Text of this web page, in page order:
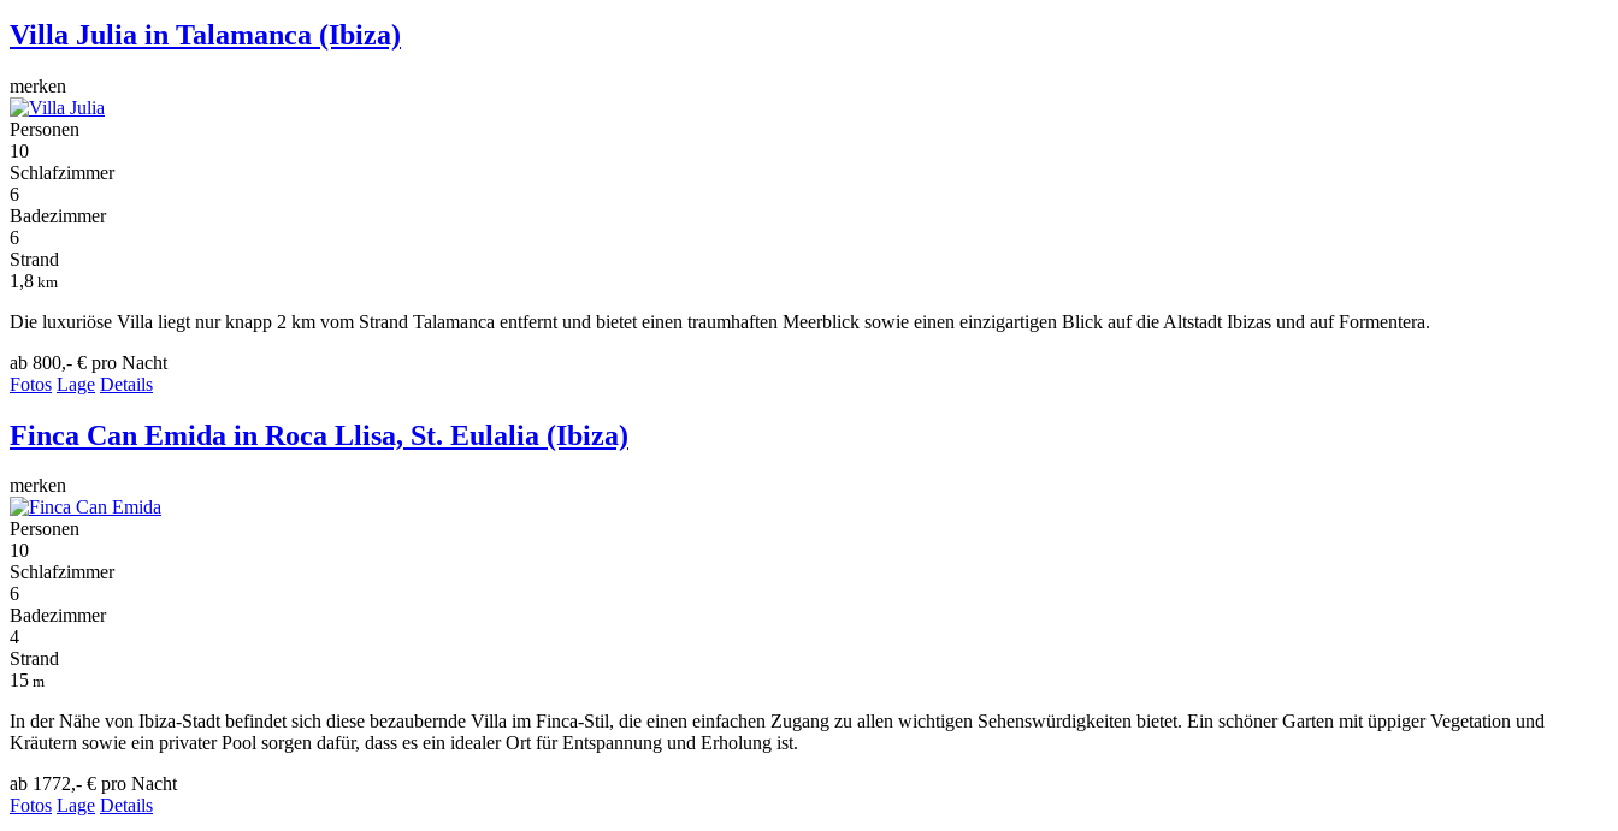
Villa Julia in Talamanca (Ibiza)
merken
Personen
10
Schlafzimmer
6
Badezimmer
6
Strand
1,8 km
Die luxuriöse Villa liegt nur knapp 2 km vom Strand Talamanca entfernt und bietet einen traumhaften Meerblick sowie einen einzigartigen Blick auf die Altstadt Ibizas und auf Formentera.
ab 800,- € pro Nacht
Fotos Lage Details
Finca Can Emida in Roca Llisa, St. Eulalia (Ibiza)
merken
Personen
10
Schlafzimmer
6
Badezimmer
4
Strand
15 m
In der Nähe von Ibiza-Stadt befindet sich diese bezaubernde Villa im Finca-Stil, die einen einfachen Zugang zu allen wichtigen Sehenswürdigkeiten bietet. Ein schöner Garten mit üppiger Vegetation und
Kräutern sowie ein privater Pool sorgen dafür, dass es ein idealer Ort für Entspannung und Erholung ist.
ab 1772,- € pro Nacht
Fotos Lage Details